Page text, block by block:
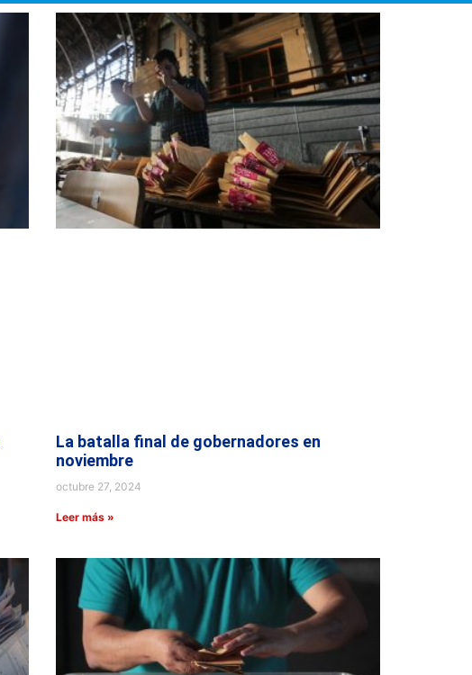
La batalla final de gobernadores en
noviembre
octubre 27, 2024
Leer más »